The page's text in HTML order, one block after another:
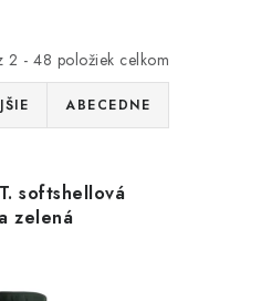
2 - 48 položiek celkom
ABECEDNE
softshellová
zelená